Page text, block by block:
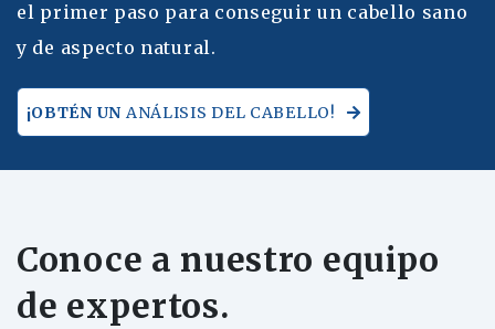
el primer paso para conseguir un cabello sano
y de aspecto natural.
¡OBTÉN UN ANÁLISIS DEL CABELLO!
Conoce a nuestro equipo
de expertos.